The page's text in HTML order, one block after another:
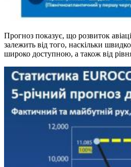
Прогноз показує, що розвиток
залежить від того, наскільки
широко доступною, а також від